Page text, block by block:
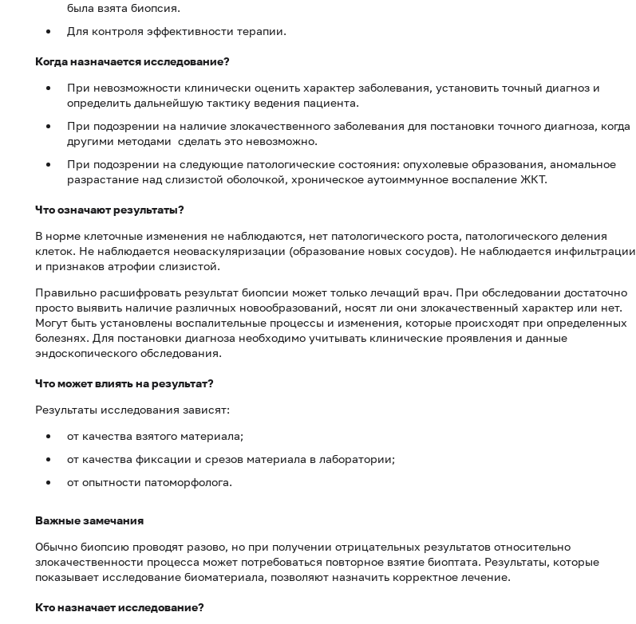
была взята биопсия.
Для контроля эффективности терапии.
Когда назначается исследование?
При невозможности клинически оценить характер заболевания, установить точный диагноз и
определить дальнейшую тактику ведения пациента.
При подозрении на наличие злокачественного заболевания для постановки точного диагноза, когда
другими методами сделать это невозможно.
При подозрении на следующие патологические состояния: опухолевые образования, аномальное
разрастание над слизистой оболочкой, хроническое аутоиммунное воспаление ЖКТ.
Что означают результаты?
В норме клеточные изменения не наблюдаются, нет патологического роста, патологического деления
клеток. Не наблюдается неоваскуляризации (образование новых сосудов). Не наблюдается инфильтрации
и признаков атрофии слизистой.
Правильно расшифровать результат биопсии может только лечащий врач. При обследовании достаточно
просто выявить наличие различных новообразований, носят ли они злокачественный характер или нет.
Могут быть установлены воспалительные процессы и изменения, которые происходят при определенных
болезнях. Для постановки диагноза необходимо учитывать клинические проявления и данные
эндоскопического обследования.
Что может влиять на результат?
Результаты исследования зависят:
от качества взятого материала;
от качества фиксации и срезов материала в лаборатории;
от опытности патоморфолога.
Важные замечания
Обычно биопсию проводят разово, но при получении отрицательных результатов относительно
злокачественности процесса может потребоваться повторное взятие биоптата. Результаты, которые
показывает исследование биоматериала, позволяют назначить корректное лечение.
Кто назначает исследование?